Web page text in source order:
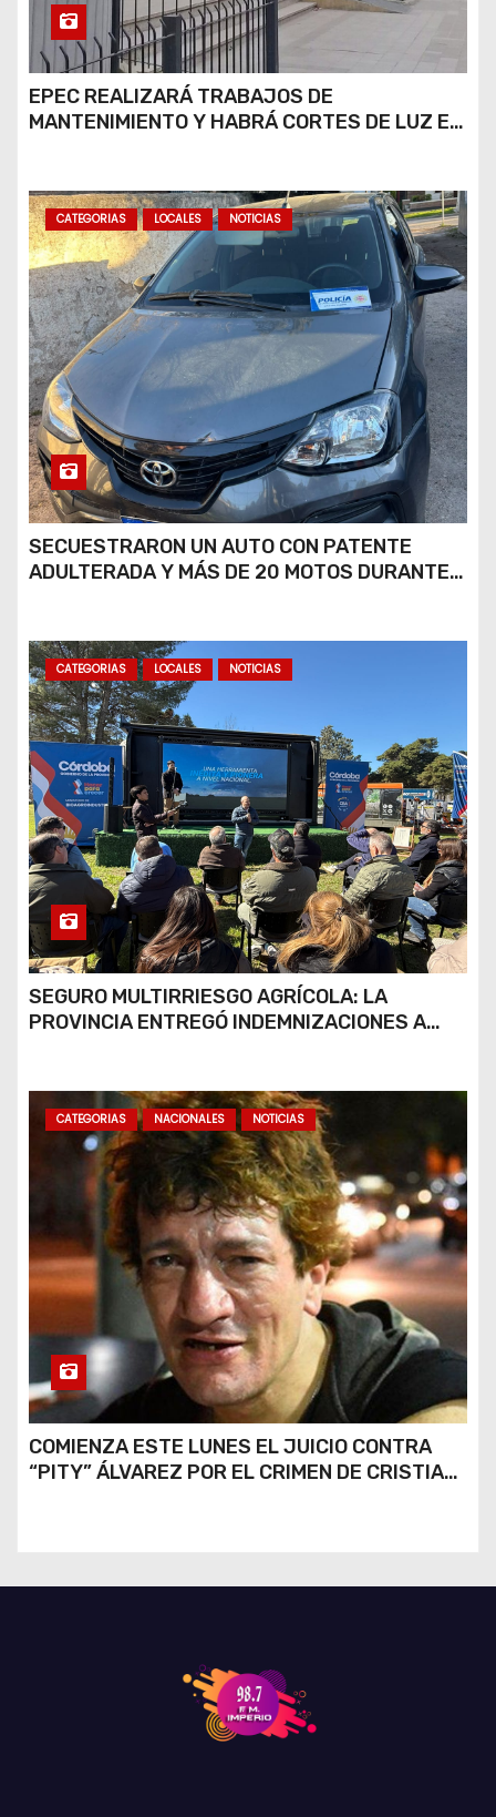
EPEC REALIZARÁ TRABAJOS DE
MANTENIMIENTO Y HABRÁ CORTES DE LUZ EN
CATEGORIAS LOCALES NOTICIAS
SECUESTRARON UN AUTO CON PATENTE
ADULTERADA Y MÁS DE 20 MOTOS DURANTE
CATEGORIAS LOCALES NOTICIAS
SEGURO MULTIRRIESGO AGRÍCOLA: LA
PROVINCIA ENTREGÓ INDEMNIZACIONES A
CATEGORIAS NACIONALES NOTICIAS
COMIENZA ESTE LUNES EL JUICIO CONTRA
“PITY” ÁLVAREZ POR EL CRIMEN DE CRISTIAN